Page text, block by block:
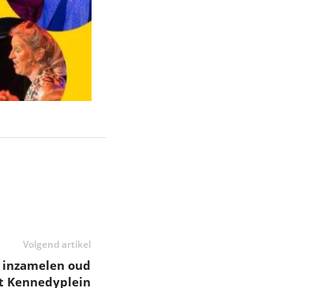
Volgend artikel
inzamelen oud
Kennedyplein